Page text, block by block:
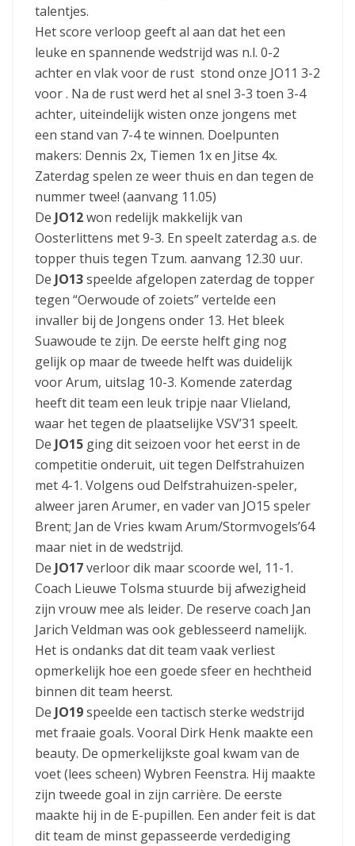
talentjes.
Het score verloop geeft al aan dat het een
leuke en spannende wedstrijd was n.l. 0-2
achter en vlak voor de rust stond onze JO11 3-2
voor . Na de rust werd het al snel 3-3 toen 3-4
achter, uiteindelijk wisten onze jongens met
een stand van 7-4 te winnen. Doelpunten
makers: Dennis 2x, Tiemen 1x en Jitse 4x.
Zaterdag spelen ze weer thuis en dan tegen de
nummer twee! (aanvang 11.05)
De JO12won redelijk makkelijk van
Oosterlittens met 9-3. En speelt zaterdag a.s. de
topper thuis tegen Tzum. aanvang 12.30 uur.
De JO13speelde afgelopen zaterdag de topper
tegen “Oerwoude of zoiets” vertelde een
invaller bij de Jongens onder 13. Het bleek
Suawoude te zijn. De eerste helft ging nog
gelijk op maar de tweede helft was duidelijk
voor Arum, uitslag 10-3. Komende zaterdag
heeft dit team een leuk tripje naar Vlieland,
waar het tegen de plaatselijke VSV’31 speelt.
De JO15 ging dit seizoen voor het eerst in de
competitie onderuit, uit tegen Delfstrahuizen
met 4-1. Volgens oud Delfstrahuizen-speler,
alweer jaren Arumer, en vader van JO15 speler
Brent; Jan de Vries kwam Arum/Stormvogels’64
maar niet in de wedstrijd.
De JO17verloor dik maar scoorde wel, 11-1.
Coach Lieuwe Tolsma stuurde bij afwezigheid
zijn vrouw mee als leider. De reserve coach Jan
Jarich Veldman was ook geblesseerd namelijk.
Het is ondanks dat dit team vaak verliest
opmerkelijk hoe een goede sfeer en hechtheid
binnen dit team heerst.
De JO19speelde een tactisch sterke wedstrijd
met fraaie goals. Vooral Dirk Henk maakte een
beauty. De opmerkelijkste goal kwam van de
voet (lees scheen) Wybren Feenstra. Hij maakte
zijn tweede goal in zijn carrière. De eerste
maakte hij in de E-pupillen. Een ander feit is dat
dit team de minst gepasseerde verdediging